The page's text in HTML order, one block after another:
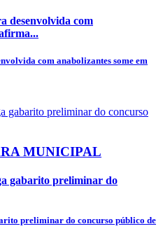
desenvolvida com
com anabolizantes some em
MUNICIPAL
gabarito preliminar do
preliminar do concurso público de